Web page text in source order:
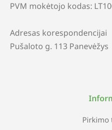
PVM mokėtojo kodas:
Adresas korespondencijai
Pušaloto g. 113 Panevėžys
Pirkimo